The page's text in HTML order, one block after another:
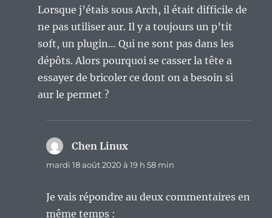
Lorsque j’étais sous Arch, il était difficile de
ne pas utiliser aur. Il y a toujours un p’tit
soft, un plugin… Qui ne sont pas dans les
dépôts. Alors pourquoi se casser la tête a
essayer de bricoler ce dont on a besoin si
aur le permet ?
Chen Linux
mardi 18 août 2020 à 19 h 58 min
Je vais répondre au deux commentaires en
même temps :